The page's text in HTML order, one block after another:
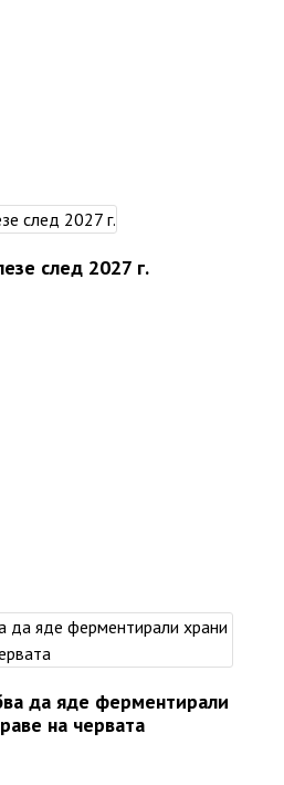
след 2027 г.
да яде ферментирали
на червата